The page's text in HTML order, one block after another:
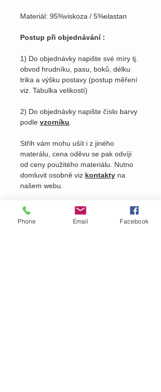
Materiál: 95%viskoza / 5%elastan
Postup při objednávání :
1) Do objednávky napište své míry tj.
obvod hrudníku, pasu, boků, délku
trika a výšku postavy (postup měření
viz. Tabulka velikostí)
2) Do objednávky napište číslo barvy
podle vzorníku.
Střih vám mohu ušít i z jiného
materálu, cena oděvu se pak odvíjí
od ceny použitého materiálu. Nutno
domluvit osobně viz kontakty na
našem webu.
Phone Email Facebook